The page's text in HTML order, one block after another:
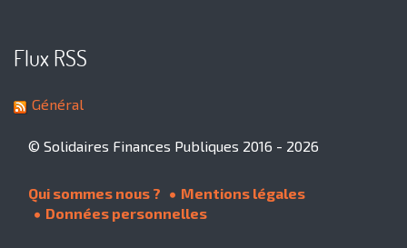
Flux RSS
Général
© Solidaires Finances Publiques 2016 - 2026
Qui sommes nous ?
Mentions légales
Données personnelles